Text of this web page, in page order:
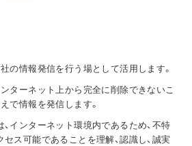
の情報発信を行う場として活用します。
ターネット上から完全に削除できないこ
で情報を発信します。
インターネット環境内であるため、不特
ス可能であることを理解、認識し、誠実